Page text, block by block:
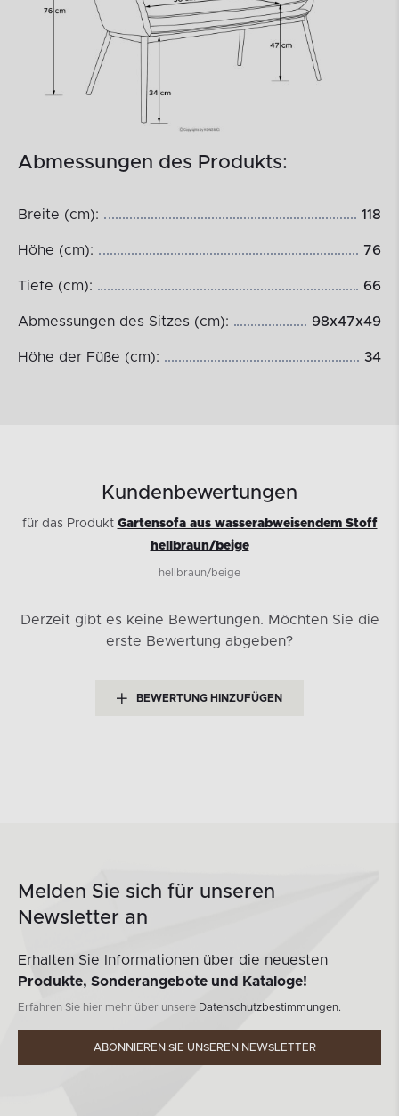
Abmessungen des Produkts:
Breite (cm): 118
Höhe (cm): 76
Tiefe (cm): 66
Abmessungen des Sitzes (cm): 98x47x49
Höhe der Füße (cm): 34
Kundenbewertungen
für das Produkt Gartensofa aus wasserabweisendem Stoff
hellbraun/beige
hellbraun/beige
Derzeit gibt es keine Bewertungen. Möchten Sie die
erste Bewertung abgeben?
BEWERTUNG HINZUFÜGEN
Melden Sie sich für unseren
Newsletter an
Erhalten Sie Informationen über die neuesten
Produkte, Sonderangebote und Kataloge!
Erfahren Sie hier mehr über unsere Datenschutzbestimmungen.
ABONNIEREN SIE UNSEREN NEWSLETTER